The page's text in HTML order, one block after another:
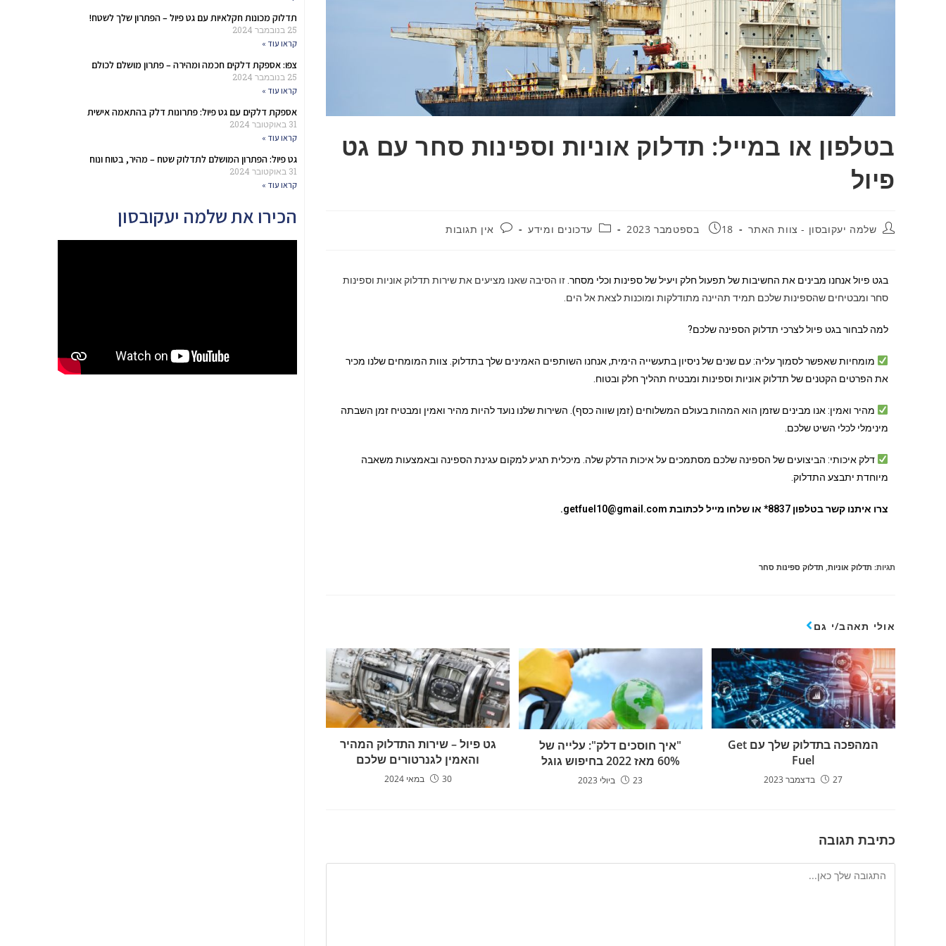
בטלפון או במייל: תדלוק אוניות וספינות סחר עם גט
פיול
שלמה יעקובסון - צוות האתר 18 בספטמבר 2023 עדכונים ומידע אין תגובות
בגט פיול אנחנו מבינים את החשיבות של תפעול חלק ויעיל של ספינות וכלי מסחר. זו הסיבה שאנו מציעים את שירות תדלוק אוניות וספינות
סחר ומבטיחים שהספינות שלכם תמיד תהיינה מתודלקות ומוכנות לצאת אל הים.
למה לבחור בגט פיול לצרכי תדלוק הספינה שלכם?
מומחיות שאפשר לסמוך עליה: עם שנים של ניסיון בתעשייה הימית, אנחנו השותפים האמינים שלך בתדלוק. צוות המומחים שלנו מכיר
את הפרטים הקטנים של תדלוק אוניות וספינות ומבטיח תהליך חלק ובטוח.
מהיר ואמין: אנו מבינים שזמן הוא המהות בעולם המשלוחים (זמן שווה כסף). השירות שלנו נועד להיות מהיר ואמין ומבטיח זמן השבתה
מינימלי לכלי השיט שלכם.
דלק איכותי: הביצועים של הספינה שלכם מסתמכים על איכות הדלק שלה. מיכלית תגיע למקום עגינת הספינה ובאמצעות משאבה
מיוחדת יתבצע התדלוק.
צרו איתנו קשר בטלפון 8837* או שלחו מייל לכתובת getfuel10@gmail.com.
תגיות: תדלוק אוניות תדלוק ספינות סחר
אולי תאהב/י גם
גט פיול – שירות התדלוק המהיר
והאמין לגנרטורים שלכם
30 במאי 2024
"איך חוסכים דלק": עלייה של
60% מאז 2022 בחיפוש גוגל
23 ביולי 2023
המהפכה בתדלוק שלך עם Get
Fuel
27 בדצמבר 2023
כתיבת תגובה
תדלוק מכונות חקלאיות עם גט פיול – הפתרון שלך לשטח!
25 בנובמבר 2024
קראו עוד »
צפו: אספקת דלקים חכמה ומהירה – פתרון מושלם לכולם
25 בנובמבר 2024
קראו עוד »
אספקת דלקים עם גט פיול: פתרונות דלק בהתאמה אישית
31 באוקטובר 2024
קראו עוד »
גט פיול: הפתרון המושלם לתדלוק שטח – מהיר, בטוח ונוח
31 באוקטובר 2024
קראו עוד »
הכירו את שלמה יעקובסון